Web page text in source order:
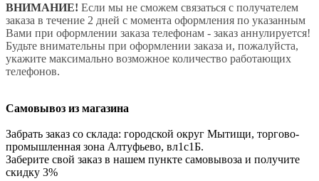
ВНИМАНИЕ! Если мы не сможем связаться с получателем
заказа в течение 2 дней с момента оформления по указанным
Вами при оформлении заказа телефонам - заказ аннулируется!
Будьте внимательны при оформлении заказа и, пожалуйста,
укажите максимально возможное количество работающих
телефонов.
Самовывоз из магазина
Забрать заказ со склада: городской округ Мытищи, торгово-
промышленная зона Алтуфьево, вл1с1Б.
Заберите свой заказ в нашем пункте самовывоза и получите
скидку 3%